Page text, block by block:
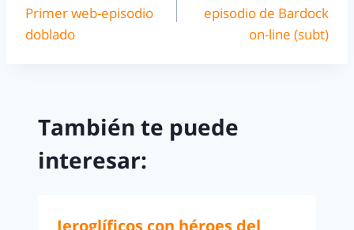
Primer web-episodio
doblado
episodio de Bardock
on-line (subt)
También te puede
interesar: